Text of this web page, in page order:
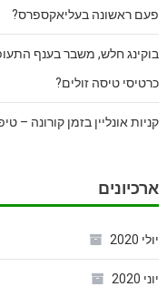
פעם ראשונה בעליאקספרס?
בוקינג חלש, משבר בענף
כרטיסי טיסה זולים?
קניות אונליין בזמן קורונה –
ארכיונים
יולי 2020
יוני 2020